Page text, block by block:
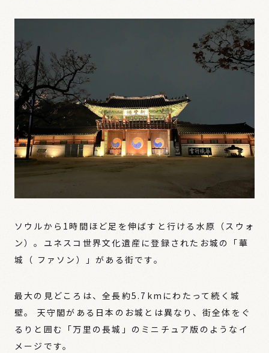
ソウルから1時間ほど足を伸ばすと行ける水原（スウォ
ン）。ユネスコ世界文化遺産に登録されたお城の「華
城（ ファソン）」がある街です。
最大の見どころは、全長約5.7kmにわたって続く城
壁。 天守閣がある日本のお城とは異なり、街全体をぐ
るりと囲む「万里の長城」のミニチュア版のようなイ
メージです。